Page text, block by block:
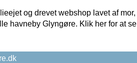
og drevet webshop lavet af mor,
havneby Glyngøre. Klik her for at se